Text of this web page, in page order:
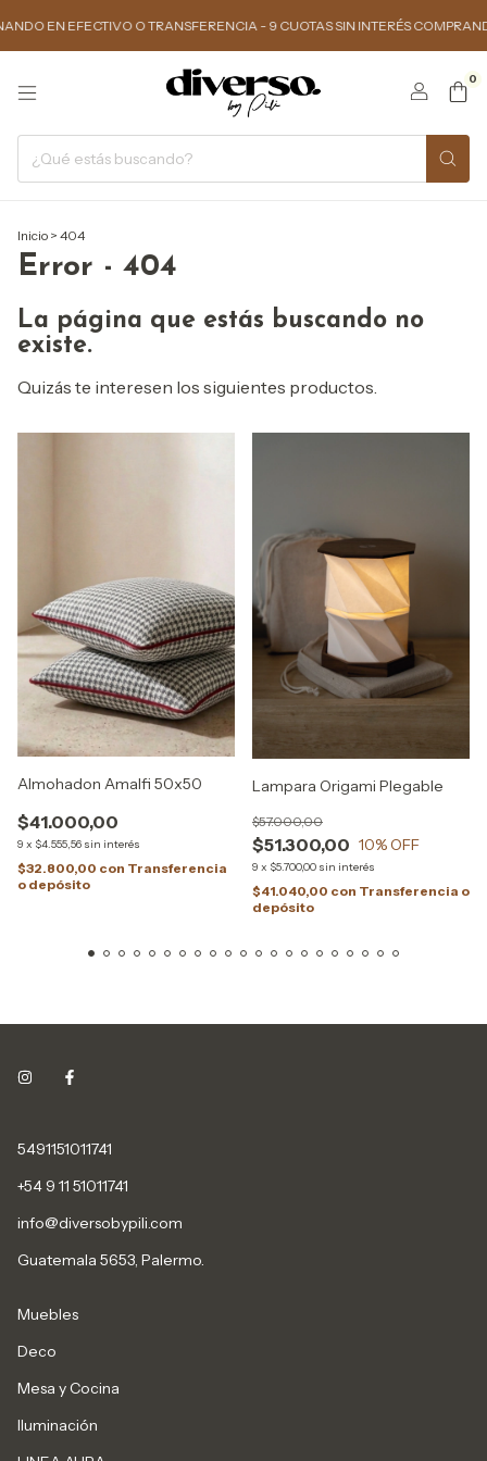
EN EFECTIVO O TRANSFERENCIA - 9 CUOTAS SIN INTERÉS
0
Inicio > 404
Error - 404
La página que estás buscando no
existe.
Quizás te interesen los siguientes productos.
Almohadon Amalfi 50x50
$41.000,00
9 x $4.555,56 sin interés
$32.800,00 con Transferencia
o depósito
Lampara Origami Plegable
$51.300,00
$57.000,00
10% OFF
9 x $5.700,00 sin interés
$41.040,00 con Transferencia o
depósito
5491151011741
+54 9 11 51011741
info@diversobypili.com
Guatemala 5653, Palermo.
Muebles
Deco
Mesa y Cocina
Iluminación